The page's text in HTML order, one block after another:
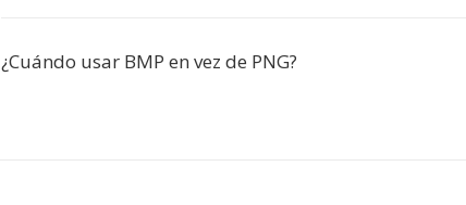
¿Cuándo usar BMP en vez de PNG?